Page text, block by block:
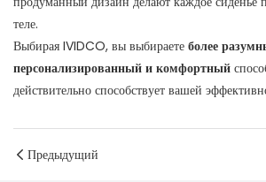
теле.
Выбирая IVIDCO, вы выбираете более
персонализированный и комфортный
действительно способствует вашей
Предыдущий